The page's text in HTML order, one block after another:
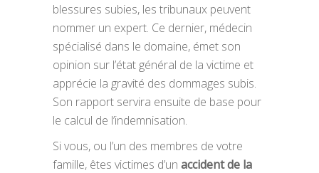
blessures subies, les tribunaux peuvent
nommer un expert. Ce dernier, médecin
spécialisé dans le domaine, émet son
opinion sur l’état général de la victime et
apprécie la gravité des dommages subis.
Son rapport servira ensuite de base pour
le calcul de l’indemnisation.
Si vous, ou l’un des membres de votre
famille, êtes victimes d’un accident de la